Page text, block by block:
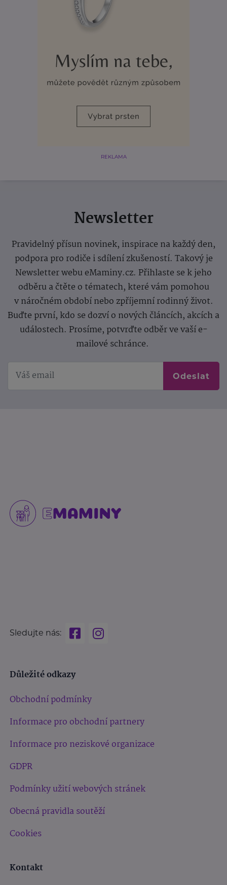
REKLAMA
Newsletter
Pravidelný přísun novinek, inspirace na každý den,
podpora pro rodiče i sdílení zkušeností. Takový je
Newsletter webu eMaminy.cz. Přihlaste se k jeho
odběru a čtěte o tématech, které vám pomohou
v náročném období nebo zpříjemní rodinný život.
Buďte první, kdo se dozví o nových článcích, akcích a
událostech. Prosíme, potvrďte odběr ve vaší e-
mailové schránce.
Odeslat
Sledujte nás:
Důležité odkazy
Obchodní podmínky
Informace pro obchodní partnery
Informace pro neziskové organizace
GDPR
Podmínky užití webových stránek
Obecná pravidla soutěží
Cookies
Kontakt